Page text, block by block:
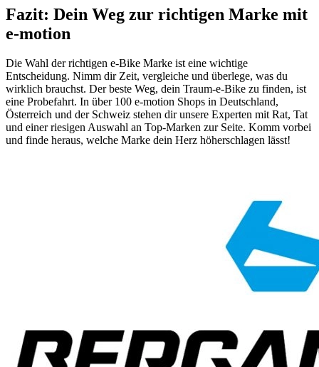
Fazit: Dein Weg zur richtigen Marke mit
e-motion
Die Wahl der richtigen e-Bike Marke ist eine wichtige
Entscheidung. Nimm dir Zeit, vergleiche und überlege, was du
wirklich brauchst. Der beste Weg, dein Traum-e-Bike zu finden, ist
eine Probefahrt. In über 100 e-motion Shops in Deutschland,
Österreich und der Schweiz stehen dir unsere Experten mit Rat, Tat
und einer riesigen Auswahl an Top-Marken zur Seite. Komm vorbei
und finde heraus, welche Marke dein Herz höherschlagen lässt!